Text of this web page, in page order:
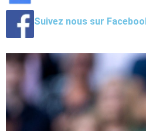
Suivez nous sur